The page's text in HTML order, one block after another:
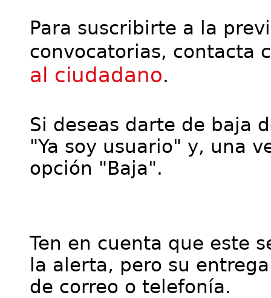
Para suscribirte a la
convocatorias, contacta
al ciudadano.
Si deseas darte de baja
"Ya soy usuario" y, una
opción "Baja".
Ten en cuenta que este
la alerta, pero su
de correo o telefonía.